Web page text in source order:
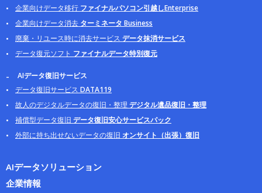
企業向けデータ移行 ファイナルパソコン引越しEnterprise
企業向けデータ消去 ターミネータ Business
廃棄・リユース時に消去サービス データ抹消サービス
データ復元ソフト ファイナルデータ特別復元
AIデータ復旧サービス
データ復旧サービス DATA119
故人のデジタルデータの復旧・整理デジタル遺品復旧・整理
補償型データ復旧 データ復旧安心サービスパック
外部に持ち出せないデータの復旧 オンサイト（出張）復旧
AIデータソリューション
企業情報